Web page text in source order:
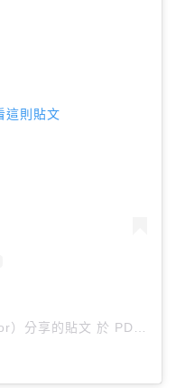
則貼文
）分享的貼文 於 PDT 2018 年 8月 月 6 日 下午 3:59